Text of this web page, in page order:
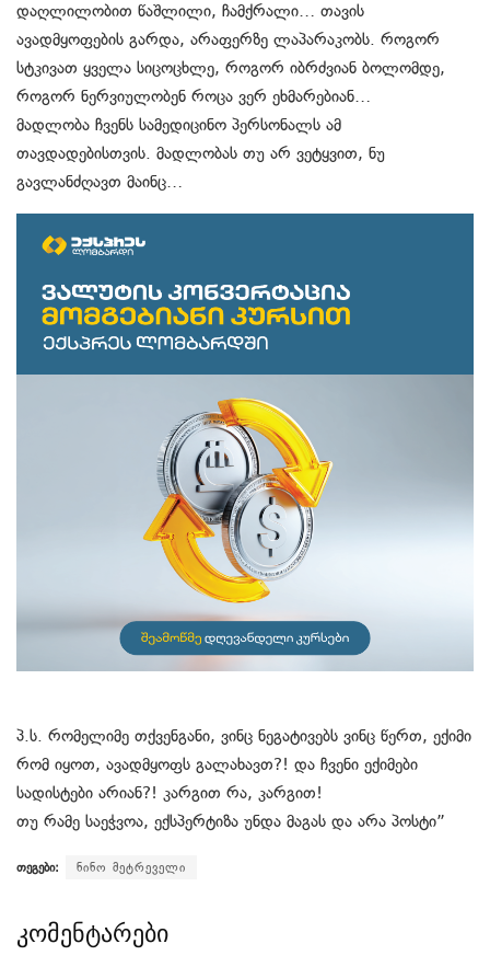
დაღლილობით წაშლილი, ჩამქრალი… თავის
ავადმყოფების გარდა, არაფერზე ლაპარაკობს. როგორ
სტკივათ ყველა სიცოცხლე, როგორ იბრძვიან ბოლომდე,
როგორ ნერვიულობენ როცა ვერ ეხმარებიან…
მადლობა ჩვენს სამედიცინო პერსონალს ამ
თავდადებისთვის. მადლობას თუ არ ვეტყვით, ნუ
გავლანძღავთ მაინც…
პ.ს. რომელიმე თქვენგანი, ვინც ნეგატივებს ვინც წერთ, ექიმი
რომ იყოთ, ავადმყოფს გალახავთ?! და ჩვენი ექიმები
სადისტები არიან?! კარგით რა, კარგით!
თუ რამე საეჭვოა, ექსპერტიზა უნდა მაგას და არა პოსტი”
თეგები: ნინო მეტრეველი
კომენტარები